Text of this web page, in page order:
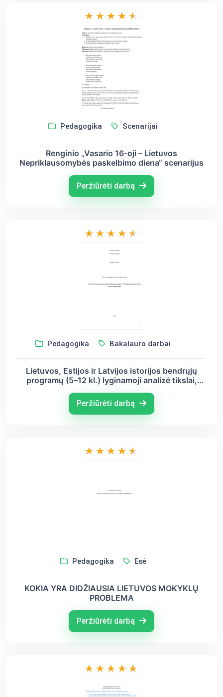
Pedagogika Scenarijai
Renginio „Vasario 16-oji – Lietuvos
Nepriklausomybės paskelbimo diena“ scenarijus
Peržiūrėti darbą
Pedagogika Bakalauro darbai
Lietuvos, Estijos ir Latvijos istorijos bendrųjų
programų (5–12 kl.) lyginamoji analizė tikslai,
Peržiūrėti darbą
Pedagogika Esė
KOKIA YRA DIDŽIAUSIA LIETUVOS MOKYKLŲ
PROBLEMA
Peržiūrėti darbą